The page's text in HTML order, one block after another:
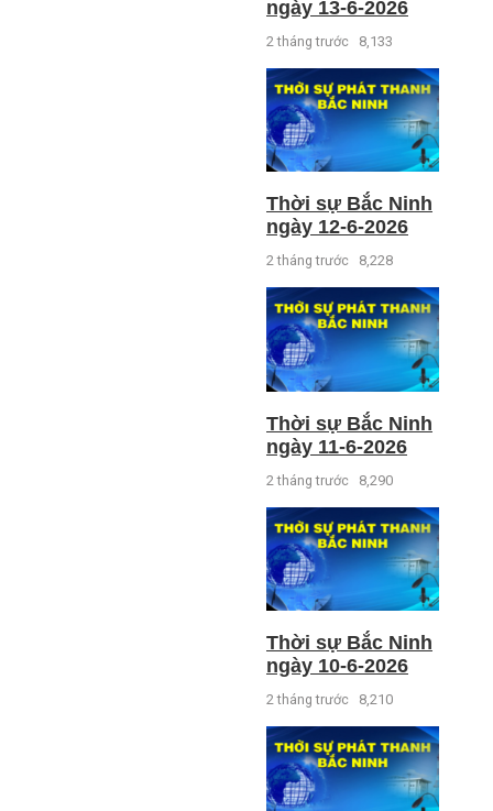
ngày 13-6-2026
2 tháng trước 8,133
Thời sự Bắc Ninh
ngày 12-6-2026
2 tháng trước 8,228
Thời sự Bắc Ninh
ngày 11-6-2026
2 tháng trước 8,290
Thời sự Bắc Ninh
ngày 10-6-2026
2 tháng trước 8,210